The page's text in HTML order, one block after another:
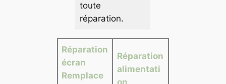
toute
réparation.
Réparation
écran
Remplace
Réparation
alimentati
on